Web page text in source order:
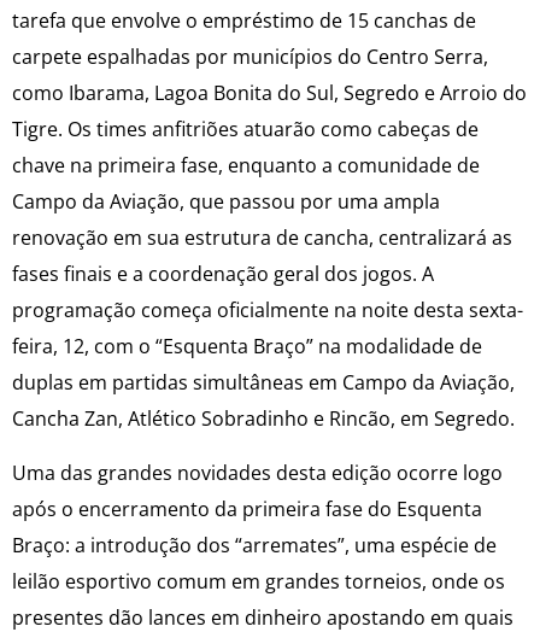
tarefa que envolve o empréstimo de 15 canchas de
carpete espalhadas por municípios do Centro Serra,
como Ibarama, Lagoa Bonita do Sul, Segredo e Arroio do
Tigre. Os times anfitriões atuarão como cabeças de
chave na primeira fase, enquanto a comunidade de
Campo da Aviação, que passou por uma ampla
renovação em sua estrutura de cancha, centralizará as
fases finais e a coordenação geral dos jogos. A
programação começa oficialmente na noite desta sexta-
feira, 12, com o “Esquenta Braço” na modalidade de
duplas em partidas simultâneas em Campo da Aviação,
Cancha Zan, Atlético Sobradinho e Rincão, em Segredo.
Uma das grandes novidades desta edição ocorre logo
após o encerramento da primeira fase do Esquenta
Braço: a introdução dos “arremates”, uma espécie de
leilão esportivo comum em grandes torneios, onde os
presentes dão lances em dinheiro apostando em quais